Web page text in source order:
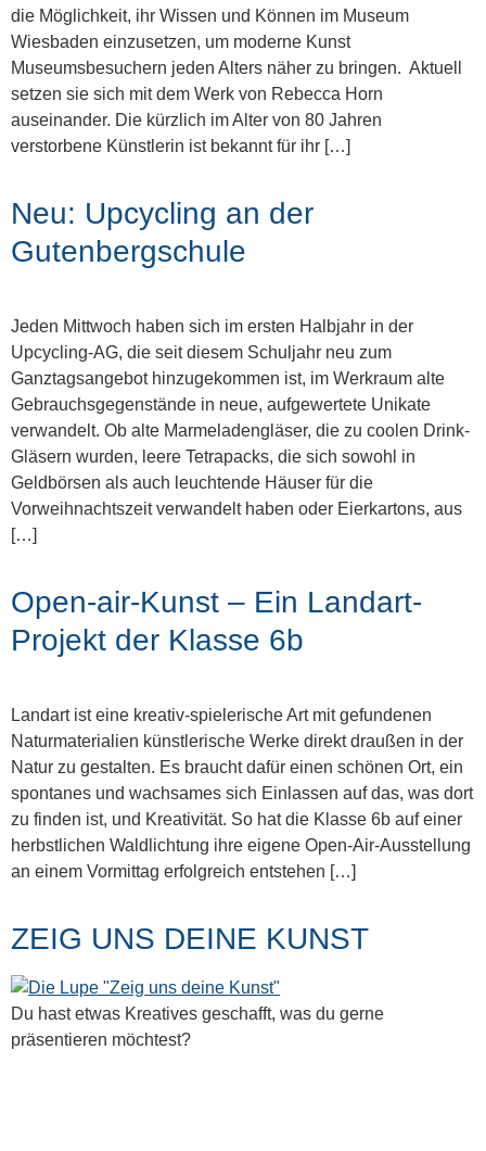
die Möglichkeit, ihr Wissen und Können im Museum
Wiesbaden einzusetzen, um moderne Kunst
Museumsbesuchern jeden Alters näher zu bringen. Aktuell
setzen sie sich mit dem Werk von Rebecca Horn
auseinander. Die kürzlich im Alter von 80 Jahren
verstorbene Künstlerin ist bekannt für ihr […]
Neu: Upcycling an der
Gutenbergschule
Jeden Mittwoch haben sich im ersten Halbjahr in der
Upcycling-AG, die seit diesem Schuljahr neu zum
Ganztagsangebot hinzugekommen ist, im Werkraum alte
Gebrauchsgegenstände in neue, aufgewertete Unikate
verwandelt. Ob alte Marmeladengläser, die zu coolen Drink-
Gläsern wurden, leere Tetrapacks, die sich sowohl in
Geldbörsen als auch leuchtende Häuser für die
Vorweihnachtszeit verwandelt haben oder Eierkartons, aus
[…]
Open-air-Kunst – Ein Landart-
Projekt der Klasse 6b
Landart ist eine kreativ-spielerische Art mit gefundenen
Naturmaterialien künstlerische Werke direkt draußen in der
Natur zu gestalten. Es braucht dafür einen schönen Ort, ein
spontanes und wachsames sich Einlassen auf das, was dort
zu finden ist, und Kreativität. So hat die Klasse 6b auf einer
herbstlichen Waldlichtung ihre eigene Open-Air-Ausstellung
an einem Vormittag erfolgreich entstehen […]
ZEIG UNS DEINE KUNST
Du hast etwas Kreatives geschafft, was du gerne
präsentieren möchtest?